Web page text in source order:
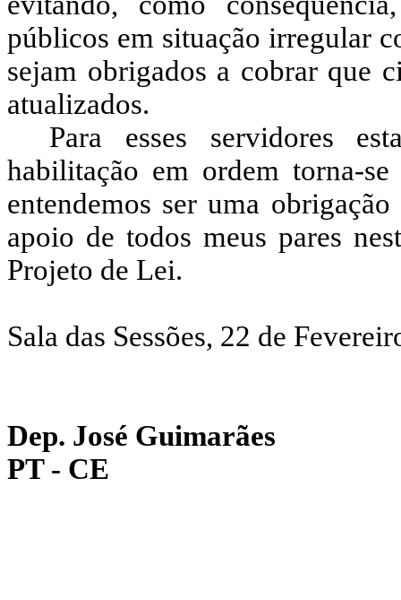
públicos em situação irregular
sejam obrigados a cobrar que
atualizados.
Para esses servidores
habilitação em ordem torna-
entendemos ser uma
apoio de todos meus pares
Projeto de Lei.
Sala das Sessões, 22 de
Dep. José Guimarães
PT - CE